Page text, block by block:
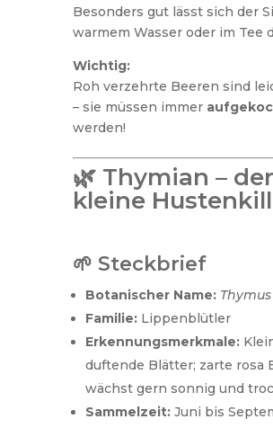
Besonders gut lässt sich der
warmem Wasser oder im Tee
Wichtig:
Roh verzehrte Beeren sind
– sie müssen immer
werden!
🌿 Thymian – der
kleine
🌱 Steckbrief
Botanischer Name:
Familie:Lippenblütler
Erkennungsmerkmale:
duftende Blätter; zarte rosa
wächst gern sonnig und
Sammelzeit:Juni bis